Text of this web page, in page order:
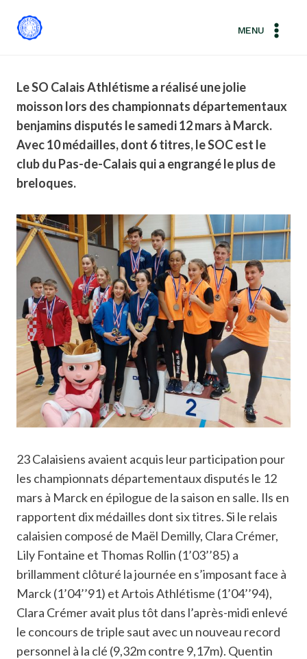
MENU
Le SO Calais Athlétisme a réalisé une jolie
moisson lors des championnats départementaux
benjamins disputés le samedi 12 mars à Marck.
Avec 10 médailles, dont 6 titres, le SOC est le
club du Pas-de-Calais qui a engrangé le plus de
breloques.
23 Calaisiens avaient acquis leur participation pour
les championnats départementaux disputés le 12
mars à Marck en épilogue de la saison en salle. Ils en
rapportent dix médailles dont six titres. Si le relais
calaisien composé de Maël Demilly, Clara Crémer,
Lily Fontaine et Thomas Rollin (1’03’’85) a
brillamment clôturé la journée en s’imposant face à
Marck (1’04’’91) et Artois Athlétisme (1’04’’94),
Clara Crémer avait plus tôt dans l’après-midi enlevé
le concours de triple saut avec un nouveau record
personnel à la clé (9,32m contre 9,17m). Quentin